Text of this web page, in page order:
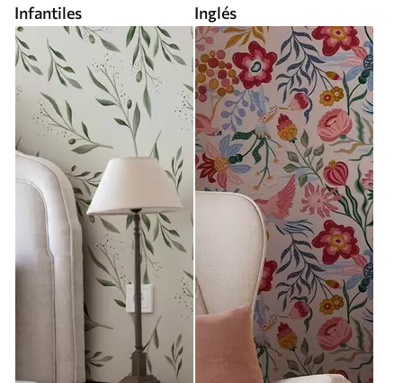
Infantiles Inglés